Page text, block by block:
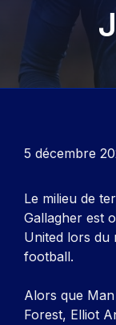
5 décembre
Le milieu de
Gallagher est
United lors du
football.
Alors que
Forest, Elliot